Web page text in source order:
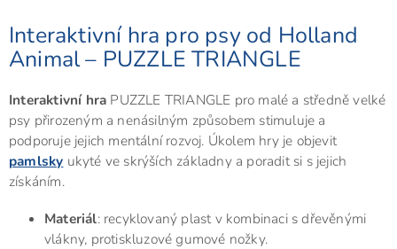
Interaktivní hra pro psy od Holland
Animal – PUZZLE TRIANGLE
Interaktivní hra PUZZLE TRIANGLE pro malé a středně velké
psy přirozeným a nenásilným způsobem stimuluje a
podporuje jejich mentální rozvoj. Úkolem hry je objevit
pamlsky ukyté ve skrýších základny a poradit si s jejich
získáním.
Materiál: recyklovaný plast v kombinaci s dřevěnými
vlákny, protiskluzové gumové nožky.